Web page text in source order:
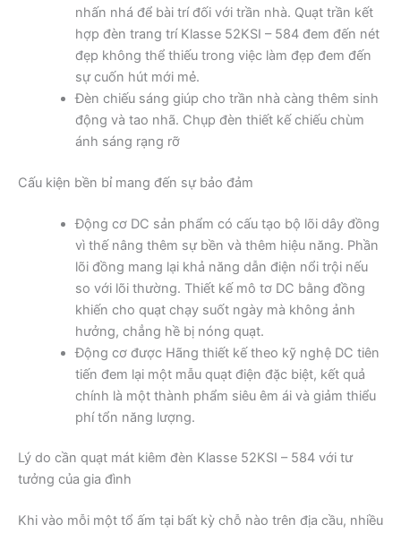
nhấn nhá để bài trí đối với trần nhà. Quạt trần kết
hợp đèn trang trí Klasse 52KSI – 584 đem đến nét
đẹp không thể thiếu trong việc làm đẹp đem đến
sự cuốn hút mới mẻ.
Đèn chiếu sáng giúp cho trần nhà càng thêm sinh
động và tao nhã. Chụp đèn thiết kế chiếu chùm
ánh sáng rạng rỡ
Cấu kiện bền bỉ mang đến sự bảo đảm
Động cơ DC sản phẩm có cấu tạo bộ lõi dây đồng
vì thế nâng thêm sự bền và thêm hiệu năng. Phần
lõi đồng mang lại khả năng dẫn điện nổi trội nếu
so với lõi thường. Thiết kế mô tơ DC bằng đồng
khiến cho quạt chạy suốt ngày mà không ảnh
hưởng, chẳng hề bị nóng quạt.
Động cơ được Hãng thiết kế theo kỹ nghệ DC tiên
tiến đem lại một mẫu quạt điện đặc biệt, kết quả
chính là một thành phẩm siêu êm ái và giảm thiểu
phí tổn năng lượng.
Lý do cần quạt mát kiêm đèn Klasse 52KSI – 584 với tư
tưởng của gia đình
Khi vào mỗi một tổ ấm tại bất kỳ chỗ nào trên địa cầu, nhiều